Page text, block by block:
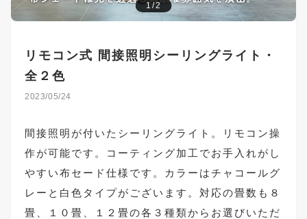
1/2
リモコン式 間接照明シーリングライト・
全２色
2023/05/24
間接照明が付いたシーリングライト。リモコン操
作が可能です。コーティング加工でお手入れがし
やすい布セード仕様です。カラーはチャコールグ
レーと白色タイプがございます。対応の畳数も８
畳、１０畳、１２畳の各３種類からお選びいただ